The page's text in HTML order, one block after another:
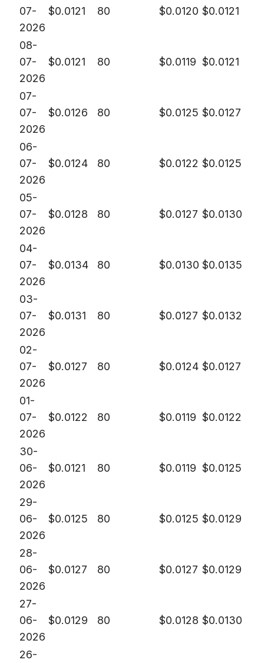
07-
2026
$0.0121 80 $0.0120 $0.0121
08-
07-
2026
$0.0121 80 $0.0119 $0.0121
07-
07-
2026
$0.0126 80 $0.0125 $0.0127
06-
07-
2026
$0.0124 80 $0.0122 $0.0125
05-
07-
2026
$0.0128 80 $0.0127 $0.0130
04-
07-
2026
$0.0134 80 $0.0130 $0.0135
03-
07-
2026
$0.0131 80 $0.0127 $0.0132
02-
07-
2026
$0.0127 80 $0.0124 $0.0127
01-
07-
2026
$0.0122 80 $0.0119 $0.0122
30-
06-
2026
$0.0121 80 $0.0119 $0.0125
29-
06-
2026
$0.0125 80 $0.0125 $0.0129
28-
06-
2026
$0.0127 80 $0.0127 $0.0129
27-
06-
2026
$0.0129 80 $0.0128 $0.0130
26-